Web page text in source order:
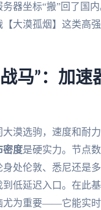
器坐标“搬”回了国
大漠孤烟】这类高
马”：加速
漠选驹，速度和耐
密度是硬实力。节点
处伦敦、悉尼还是
低延迟入口。在此基
尤为重要——它能实时